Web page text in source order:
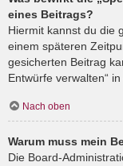
eines Beitrags?
Hiermit kannst du die
einem späteren
gesicherten Beitrag
Entwürfe verwalten“
Nach oben
Warum muss mein
Die Board-